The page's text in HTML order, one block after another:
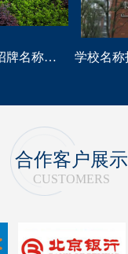
房地产公司门口招牌名称广告字制作
合作客户展示
CUSTOMERS